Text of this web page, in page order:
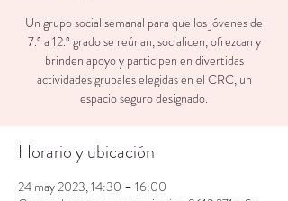
Un grupo social semanal para que los jóvenes de
7.º a 12.º grado se reúnan, socialicen, ofrezcan y
brinden apoyo y participen en divertidas
actividades grupales elegidas en el CRC, un
espacio seguro designado.
Horario y ubicación
24 may 2023, 14:30 – 16:00